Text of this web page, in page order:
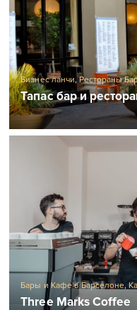
Бизнес ланчи,Рестораны
Тапас бар и
Бары и Кафе в Барселоне,
Three Marks Coffee